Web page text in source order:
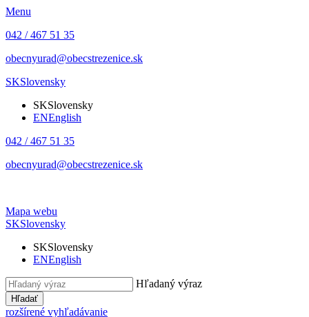
Menu
042 / 467 51 35
obecnyurad@obecstrezenice.sk
SKSlovensky
SKSlovensky
ENEnglish
042 / 467 51 35
obecnyurad@obecstrezenice.sk
Mapa webu
SKSlovensky
SKSlovensky
ENEnglish
Hľadaný výraz
Hľadať
rozšírené vyhľadávanie